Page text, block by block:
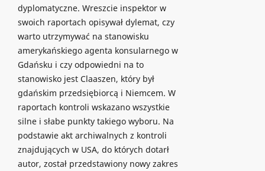
dyplomatyczne. Wreszcie inspektor w
swoich raportach opisywał dylemat, czy
warto utrzymywać na stanowisku
amerykańskiego agenta konsularnego w
Gdańsku i czy odpowiedni na to
stanowisko jest Claaszen, który był
gdańskim przedsiębiorcą i Niemcem. W
raportach kontroli wskazano wszystkie
silne i słabe punkty takiego wyboru. Na
podstawie akt archiwalnych z kontroli
znajdujących w USA, do których dotarł
autor, został przedstawiony nowy zakres